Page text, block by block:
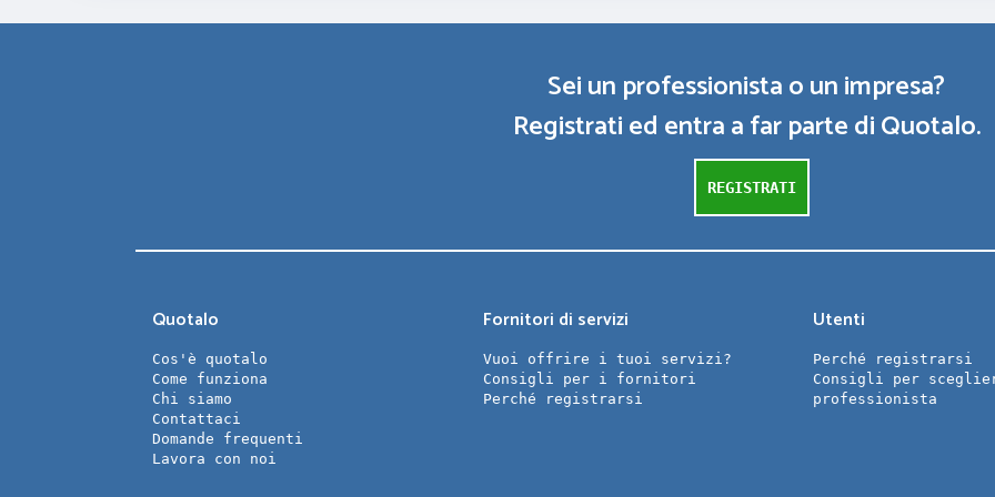
Sei un professionista o un impresa?
Registrati ed entra a far parte di Quotalo.
REGISTRATI
Quotalo
Cos'è quotalo
Come funziona
Chi siamo
Contattaci
Domande frequenti
Lavora con noi
Fornitori di servizi
Vuoi offrire i tuoi servizi?
Consigli per i fornitori
Perché registrarsi
Utenti
Perché registrarsi
Consigli per
professionista